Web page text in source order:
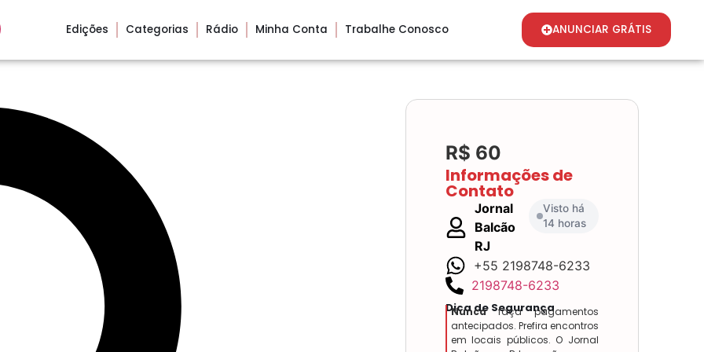
Edições Categorias Rádio Minha Conta Trabalhe Conosco ANUNCIAR GRÁTIS
R$ 60
Informações de
Contato
Jornal
Balcão
RJ
Visto há
14 horas
+55 2198748-6233
2198748-6233
Dica de Segurança
Nuncafaça pagamentos
antecipados. Prefira encontros
em locais públicos. O Jornal